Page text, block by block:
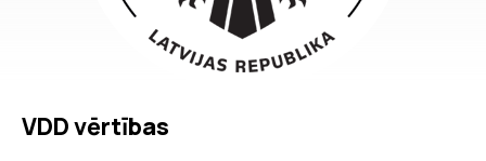
VDD vērtības